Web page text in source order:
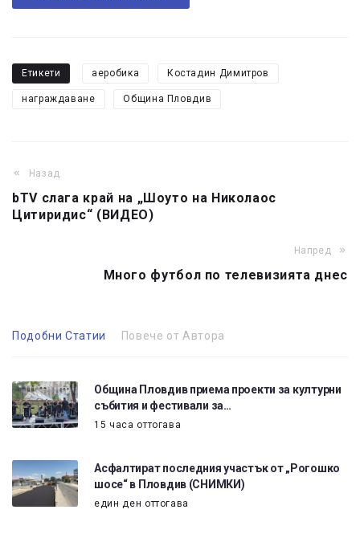
Етикети аеробика Костадин Димитров
награждаване Община Пловдив
Назад
bTV слага край на „Шоуто на Николаос
Цитиридис“ (ВИДЕО)
Напред
Много футбол по телевизията днес
Подобни Статии Повече от Автора
Община Пловдив приема проекти за културни
събития и фестивали за…
15 часа оттогава
Асфалтират последния участък от „Рогошко
шосе“ в Пловдив (СНИМКИ)
един ден оттогава